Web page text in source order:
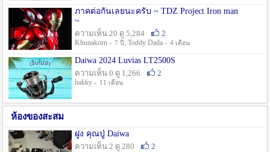
ภาคต่อกันเลยนะครับ ~ TDZ Project Iron man
~
ความเห็น 20 ดู 5,284
2
Khunakorn - 7 ปี , Toddy Dada - 4 เดือน
Daiwa 2024 Luvias LT2500S
ความเห็น 0 ดู 1,266
2
hakky - 11 เดือน
ห้องของสะสม
ฝูง คุณปู่ Daiwa
ความเห็น 2 ดู 280
2